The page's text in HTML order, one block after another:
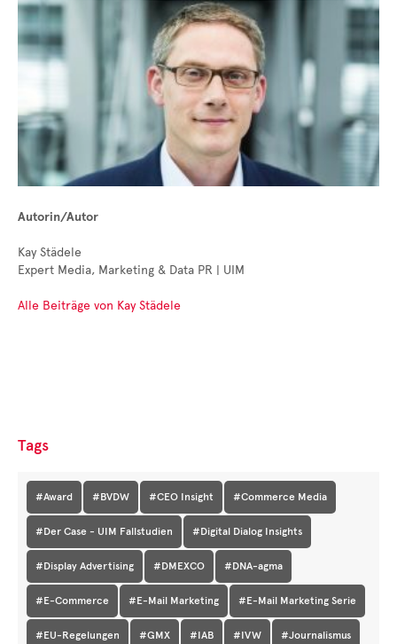
Autorin/Autor
Kay Städele
Expert Media, Marketing & Data PR | UIM
Alle Beiträge von Kay Städele
Tags
#Award #BVDW #CEO Insight #Commerce Media
#Der Case - UIM Fallstudien #Digital Dialog Insights
#Display Advertising #DMEXCO #DNA-agma
#E-Commerce #E-Mail Marketing #E-Mail Marketing Serie
#EU-Regelungen #GMX #IAB #IVW #Journalismus